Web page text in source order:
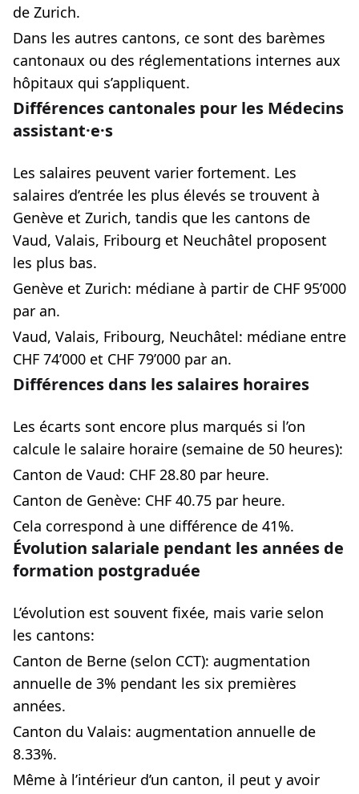
de Zurich.
Dans les autres cantons, ce sont des barèmes
cantonaux ou des réglementations internes aux
hôpitaux qui s’appliquent.
Différences cantonales pour les Médecins
assistant·e·s
Les salaires peuvent varier fortement. Les
salaires d’entrée les plus élevés se trouvent à
Genève et Zurich, tandis que les cantons de
Vaud, Valais, Fribourg et Neuchâtel proposent
les plus bas.
Genève et Zurich: médiane à partir de CHF 95’000
par an.
Vaud, Valais, Fribourg, Neuchâtel: médiane entre
CHF 74’000 et CHF 79’000 par an.
Différences dans les salaires horaires
Les écarts sont encore plus marqués si l’on
calcule le salaire horaire (semaine de 50 heures):
Canton de Vaud: CHF 28.80 par heure.
Canton de Genève: CHF 40.75 par heure.
Cela correspond à une différence de 41%.
Évolution salariale pendant les années de
formation postgraduée
L’évolution est souvent fixée, mais varie selon
les cantons:
Canton de Berne (selon CCT): augmentation
annuelle de 3% pendant les six premières
années.
Canton du Valais: augmentation annuelle de
8.33%.
Même à l’intérieur d’un canton, il peut y avoir